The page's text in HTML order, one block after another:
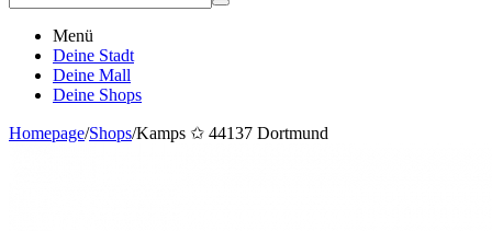
Menü
Deine Stadt
Deine Mall
Deine Shops
Homepage/Shops/Kamps ✩ 44137 Dortmund